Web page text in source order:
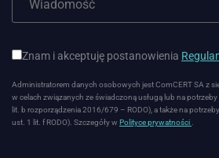
Znam i akceptuję postanowienia
Administratorem danych osobowych jest ComCERT SA z
w celach związanych ze świadczoną usługą lub na
lit. b rozporządzenia 2016/679 – RODO), a także na
ust. 1 lit. f RODO). Szczegóły w Polityce prywatności